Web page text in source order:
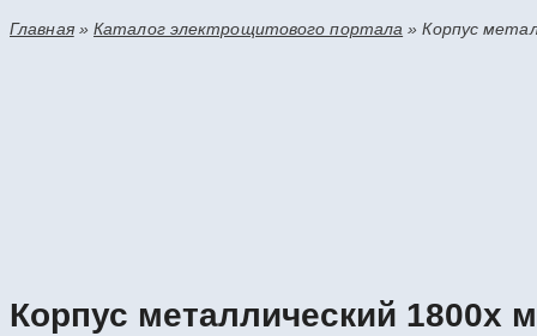
Главная»Каталог электрощитового портала »Корпус
Корпус металлический 1800x